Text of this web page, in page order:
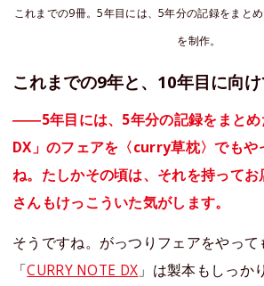
これまでの9冊。5年目には、5年分の記録をまとめ
を制作。
これまでの9年と、10年目に向け
――5年目には、5年分の記録をまとめ
DX」のフェアを〈curry草枕〉でもや
ね。たしかその頃は、それを持って
さんもけっこういた気がします。
そうですね。がっつりフェアをやって
「CURRY NOTE DX 」は製本もしっか